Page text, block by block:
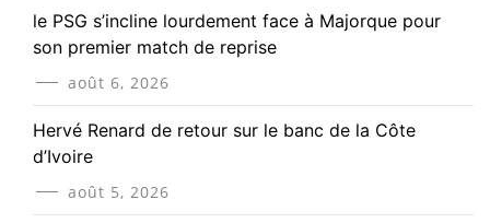
le PSG s’incline lourdement face à Majorque pour
son premier match de reprise
août 6, 2026
Hervé Renard de retour sur le banc de la Côte
d’Ivoire
août 5, 2026